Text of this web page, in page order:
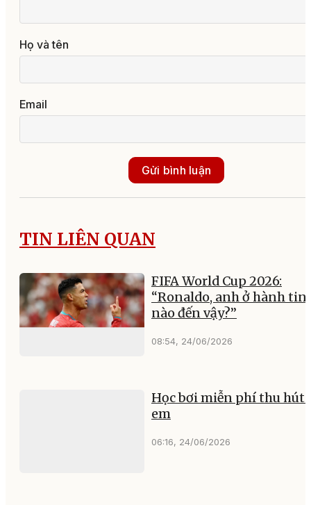
Họ và tên
Email
Gửi bình luận
TIN LIÊN QUAN
FIFA World Cup 2026:
“Ronaldo, anh ở hành
nào đến vậy?”
08:54, 24/06/2026
Học bơi miễn phí thu hút
em
06:16, 24/06/2026